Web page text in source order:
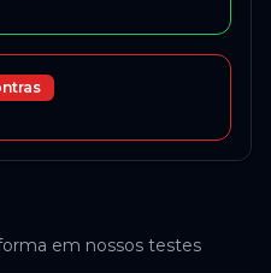
em nossos testes